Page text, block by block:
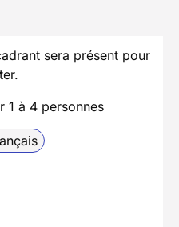
sera présent pour
1 à 4 personnes